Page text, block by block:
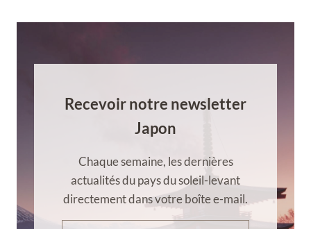
Recevoir notre newsletter
Japon
Chaque semaine, les dernières
actualités du pays du soleil-levant
directement dans votre boîte e-mail.